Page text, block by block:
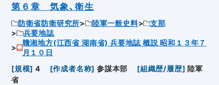
第６章 気象､衛生
防衛省防衛研究所 陸軍一般史料
支那
兵要地誌
贛湘地方(江西省 湖南省) 兵要地誌 概説 昭和１３年７
月１０日
[規模] 4 [作成者名称] 参謀本部 [組織歴/履歴] 陸軍
省